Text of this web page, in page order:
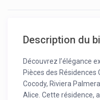
Description du
Découvrez l’élégance
Pièces des Résidences
Cocody, Riviera
Alice. Cette résidence,